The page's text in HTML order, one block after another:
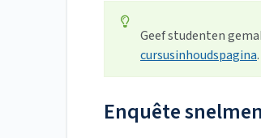
Geef studenten
cursusinhoudspagina.
Enquête